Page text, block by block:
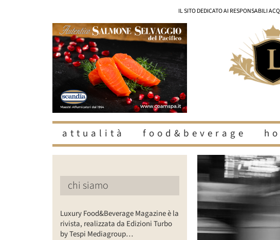
IL SITO DEDICATO AI RESPONSABILI
attualità food&beverage
Ingrandisci
immagine
chi siamo
Luxury Food&Beverage Magazine è la
rivista, realizzata da Edizioni Turbo
by Tespi Mediagroup…